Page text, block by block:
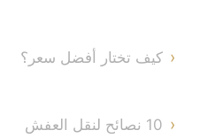
كيف تختار أفضل سعر؟
10 نصائح لنقل العفش